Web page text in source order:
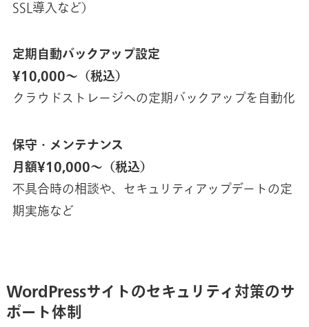
SSL導入など）
定期自動バックアップ設定
¥10,000〜（税込）
クラウドストレージへの定期バックアップを自動化
保守・メンテナンス
月額¥10,000〜（税込）
不具合時の相談や、セキュリティアップデートの定
期実施など
WordPressサイトのセキュリティ対策のサ
ポート体制